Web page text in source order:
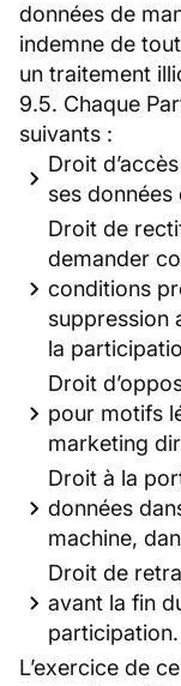
données de
indemne de
un traitement
9.5. Chaque
suivants :
Droit
ses données
Droit de
demander
conditions
suppression
la
Droit
pour motifs
marketing
Droit à la
données
machine,
Droit de
avant la fin
participation.
L’exercice de